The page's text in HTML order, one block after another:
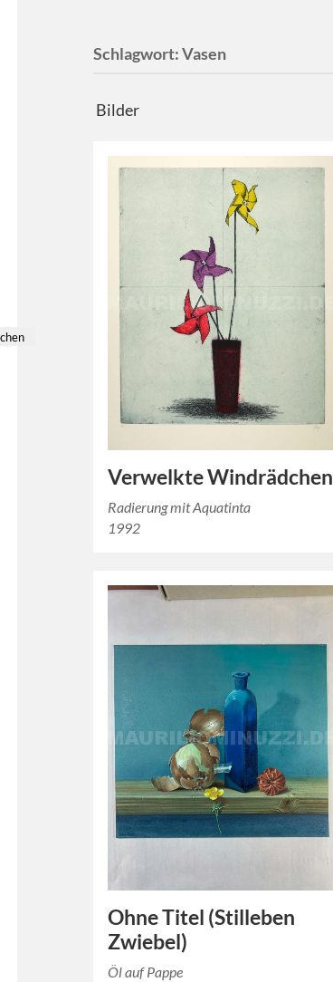
Schlagwort:Vasen
Bilder
Verwelkte Windrädchen
Radierung mit Aquatinta
1992
Ohne Titel (Stilleben
Zwiebel)
Öl auf Pappe